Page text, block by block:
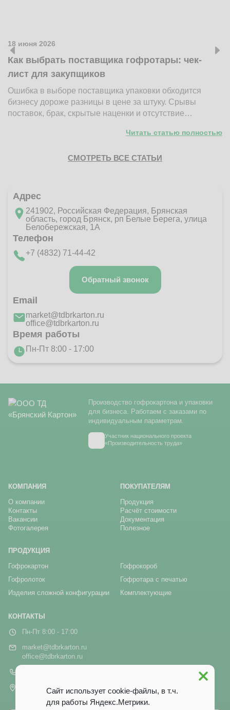
18 июня 2026
Как выбрать поставщика гофротары: чек-
лист для закупщиков
Ошибка в выборе поставщика упаковки обходится
бизнесу дороже разницы в цене за штуку. Срывы
поставок, брак, скрытые наценки и отсутствие…
Читать статью полностью
СМОТРЕТЬ ВСЕ СТАТЬИ
Адрес
241902, Российская Федерация, Брянская
область, город Брянск, рп Белые Берега, улица
Белобережская, 1А
Телефон
+7 (4832) 71-44-42
Обратный звонок
Email
market@tdbrkarton.ru
office@tdbrkarton.ru
Время работы
Пн-Пт 8:00 - 17:00
Производство гофрокартона и упаковки
для бизнеса. Работаем с заказами по
индивидуальным параметрам.
Участник национального проекта
«Производительность труда»
КОМПАНИЯ
О компании
Контакты
Вакансии
Фотогалерея
ПОКУПАТЕЛЯМ
Продукция
Расчёт стоимости
Документация
Полезное
ПРОДУКЦИЯ
Гофрокартон
Гофрокороб
Гофролоток
Гофротара с печатью
Изделия сложной конфигурации
Комплектующие
КОНТАКТЫ
Пн-Пт 8:00 - 17:00
market@tdbrkarton.ru
office@tdbrkarton.ru
г. Брянск, рп Белые Берега,
ул. Белобережская, 1А
Сайт использует cookie-файлы, в т.ч.
для работы Яндекс.Метрики.